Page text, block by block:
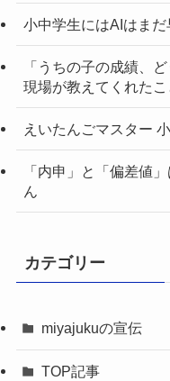
小中学生にはAIはまだ
「うちの子の成績、
現場が教えてくれたこ
えいたんごマスター
「内申」と「偏差値
ん
カテゴリー
miyajukuの宣伝
TOP記事